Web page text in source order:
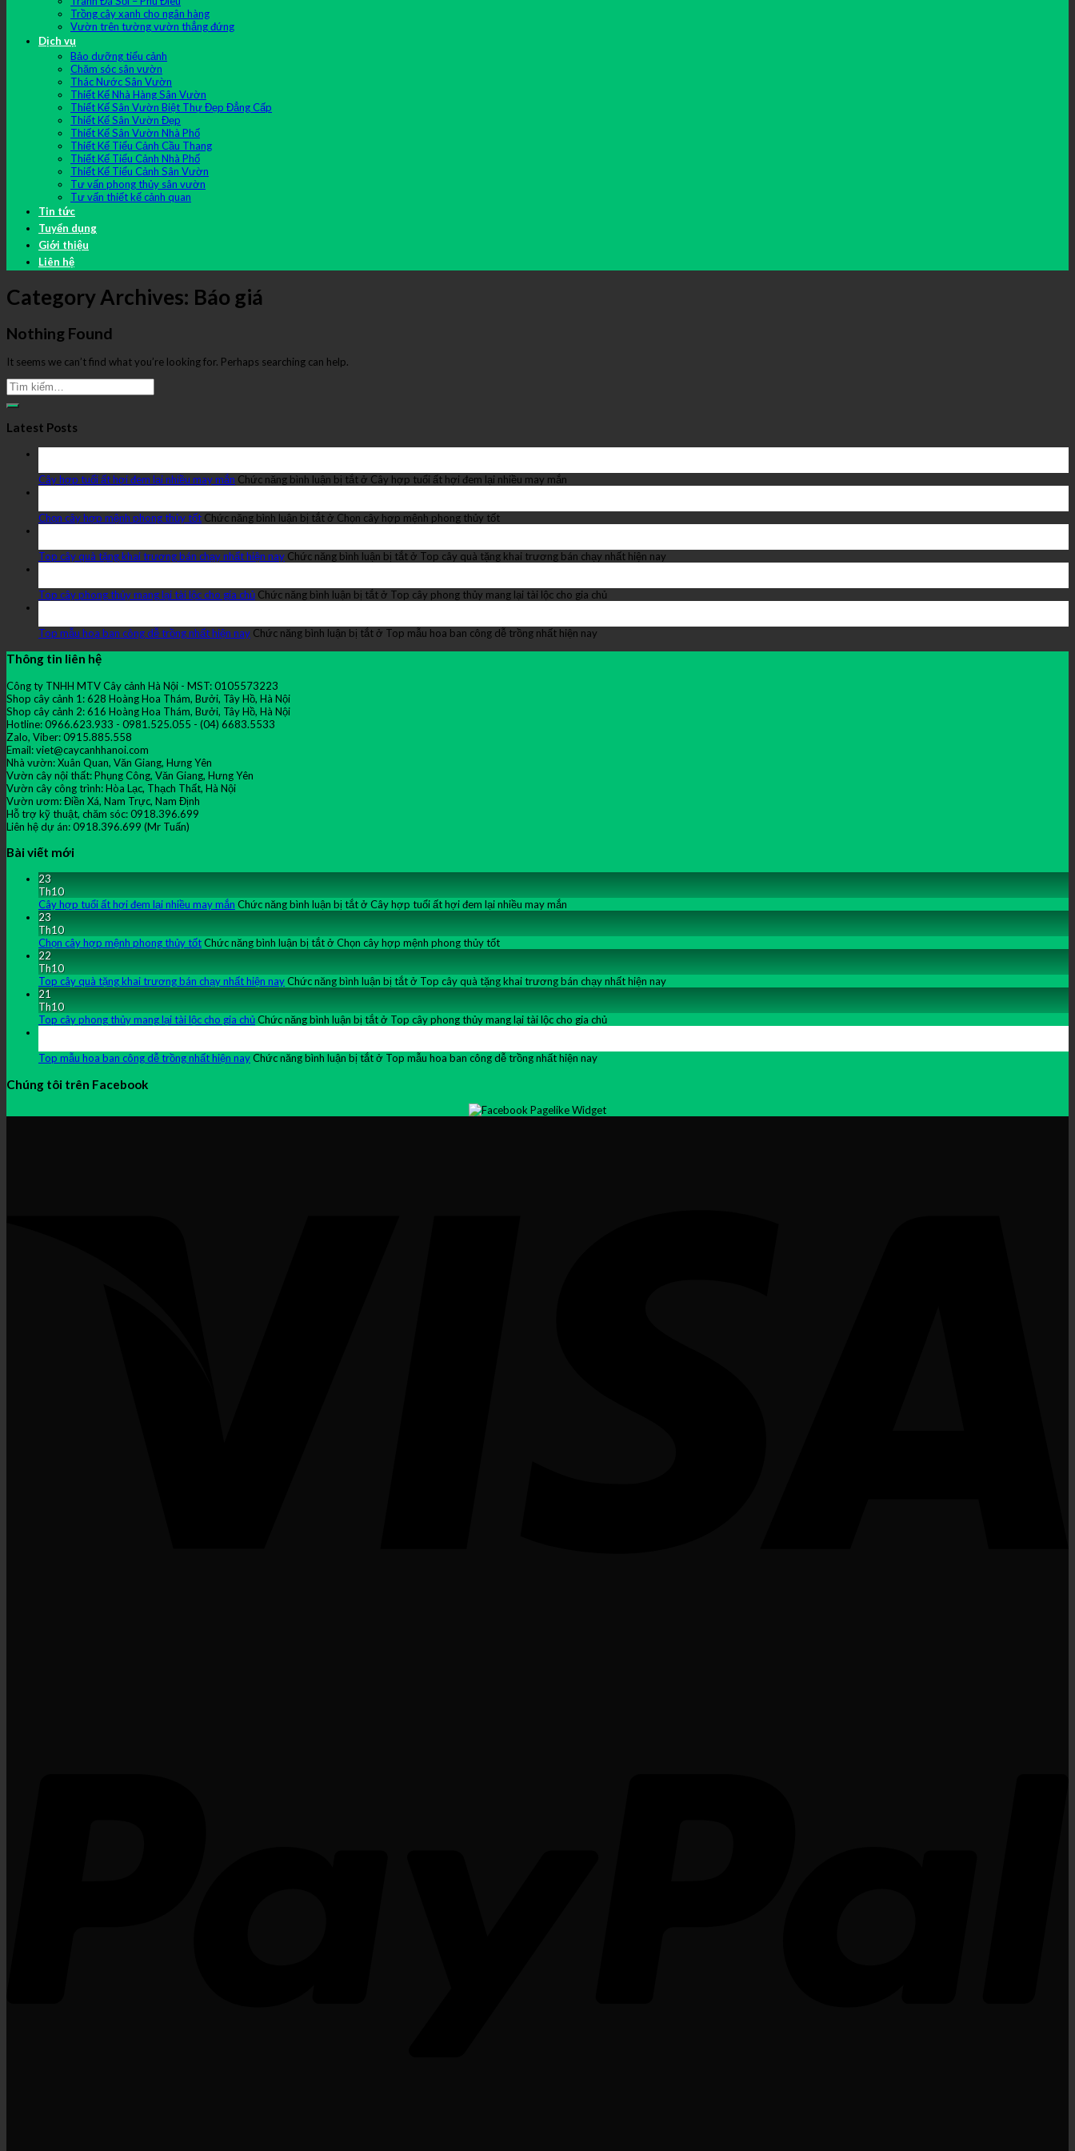
Trồng cây xanh cho ngân hàng
Vườn trên tường vườn thẳng đứng
Dịch vụ
Bảo dưỡng tiểu cảnh
Chăm sóc sân vườn
Thác Nước Sân Vườn
Thiết Kế Nhà Hàng Sân Vườn
Thiết Kế Sân Vườn Biệt Thự Đẹp Đẳng Cấp
Thiết Kế Sân Vườn Đẹp
Thiết Kế Sân Vườn Nhà Phố
Thiết Kế Tiểu Cảnh Cầu Thang
Thiết Kế Tiểu Cảnh Nhà Phố
Thiết Kế Tiểu Cảnh Sân Vườn
Tư vấn phong thủy sân vườn
Tư vấn thiết kế cảnh quan
Tin tức
Tuyển dụng
Giới thiệu
Liên hệ
Category Archives: Báo giá
Nothing Found
It seems we can’t find what you’re looking for. Perhaps searching can help.
Latest Posts
Cây hợp tuổi ất hợi đem lại nhiều may mắn Chức năng bình luận bị tắt ở Cây hợp tuổi ất hợi đem lại nhiều may mắn
Chọn cây hợp mệnh phong thủy tốt Chức năng bình luận bị tắt ở Chọn cây hợp mệnh phong thủy tốt
Top cây quà tặng khai trương bán chạy nhất hiện nay Chức năng bình luận bị tắt ở Top cây quà tặng khai trương bán chạy nhất hiện nay
Top cây phong thủy mang lại tài lộc cho gia chủ Chức năng bình luận bị tắt ở Top cây phong thủy mang lại tài lộc cho gia chủ
Top mẫu hoa ban công dễ trồng nhất hiện nay Chức năng bình luận bị tắt ở Top mẫu hoa ban công dễ trồng nhất hiện nay
Thông tin liên hệ
Công ty TNHH MTV Cây cảnh Hà Nội - MST: 0105573223
Shop cây cảnh 1: 628 Hoàng Hoa Thám, Bưởi, Tây Hồ, Hà Nội
Shop cây cảnh 2: 616 Hoàng Hoa Thám, Bưởi, Tây Hồ, Hà Nội
Hotline: 0966.623.933 - 0981.525.055 - (04) 6683.5533
Zalo, Viber: 0915.885.558
Email: viet@caycanhhanoi.com
Nhà vườn: Xuân Quan, Văn Giang, Hưng Yên
Vườn cây nội thất: Phụng Công, Văn Giang, Hưng Yên
Vườn cây công trình: Hòa Lạc, Thạch Thất, Hà Nội
Vườn ươm: Điền Xá, Nam Trực, Nam Định
Hỗ trợ kỹ thuật, chăm sóc: 0918.396.699
Liên hệ dự án: 0918.396.699 (Mr Tuấn)
Bài viết mới
23
Th10
Cây hợp tuổi ất hợi đem lại nhiều may mắn Chức năng bình luận bị tắtở Cây hợp tuổi ất hợi đem lại nhiều may mắn
23
Th10
Chọn cây hợp mệnh phong thủy tốtChức năng bình luận bị tắtở Chọn cây hợp mệnh phong thủy tốt
22
Th10
Top cây quà tặng khai trương bán chạy nhất hiện nayChức năng bình luận bị tắtở Top cây quà tặng khai trương bán chạy nhất hiện nay
21
Th10
Top cây phong thủy mang lại tài lộc cho gia chủChức năng bình luận bị tắtở Top cây phong thủy mang lại tài lộc cho gia chủ
Top mẫu hoa ban công dễ trồng nhất hiện nayChức năng bình luận bị tắtở Top mẫu hoa ban công dễ trồng nhất hiện nay
Chúng tôi trên Facebook